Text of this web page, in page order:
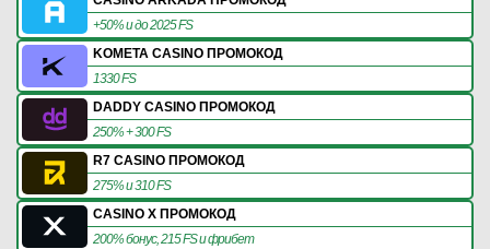
+50% и до 2025 FS
KOMETA CASINO ПРОМОКОД
1330 FS
DADDY CASINO ПРОМОКОД
250% + 300 FS
R7 CASINO ПРОМОКОД
275% и 310 FS
CASINO X ПРОМОКОД
200% бонус, 215 FS и фрибет